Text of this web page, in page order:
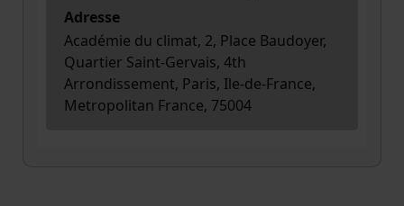
Adresse
Académie du climat, 2, Place Baudoyer,
Quartier Saint-Gervais, 4th
Arrondissement, Paris, Ile-de-France,
Metropolitan France, 75004